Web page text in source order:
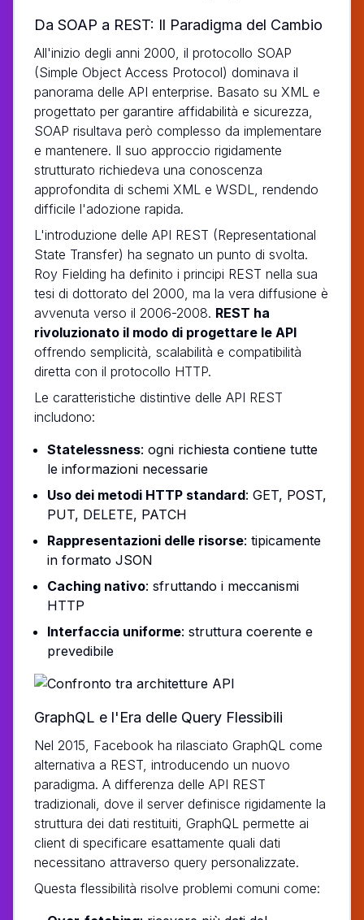
Da SOAP a REST: Il Paradigma del Cambio
All'inizio degli anni 2000, il protocollo SOAP
(Simple Object Access Protocol) dominava il
panorama delle API enterprise. Basato su XML e
progettato per garantire affidabilità e sicurezza,
SOAP risultava però complesso da implementare
e mantenere. Il suo approccio rigidamente
strutturato richiedeva una conoscenza
approfondita di schemi XML e WSDL, rendendo
difficile l'adozione rapida.
L'introduzione delle API REST (Representational
State Transfer) ha segnato un punto di svolta.
Roy Fielding ha definito i principi REST nella sua
tesi di dottorato del 2000, ma la vera diffusione è
avvenuta verso il 2006-2008. REST ha
rivoluzionato il modo di progettare le API
offrendo semplicità, scalabilità e compatibilità
diretta con il protocollo HTTP.
Le caratteristiche distintive delle API REST
includono:
Statelessness: ogni richiesta contiene tutte
le informazioni necessarie
Uso dei metodi HTTP standard: GET, POST,
PUT, DELETE, PATCH
Rappresentazioni delle risorse: tipicamente
in formato JSON
Caching nativo: sfruttando i meccanismi
HTTP
Interfaccia uniforme: struttura coerente e
prevedibile
GraphQL e l'Era delle Query Flessibili
Nel 2015, Facebook ha rilasciato GraphQL come
alternativa a REST, introducendo un nuovo
paradigma. A differenza delle API REST
tradizionali, dove il server definisce rigidamente la
struttura dei dati restituiti, GraphQL permette ai
client di specificare esattamente quali dati
necessitano attraverso query personalizzate.
Questa flessibilità risolve problemi comuni come: